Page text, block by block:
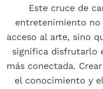
Este cruce de
entretenimiento
acceso al arte, sino
significa disfrutarlo
más conectada.
el conocimiento y